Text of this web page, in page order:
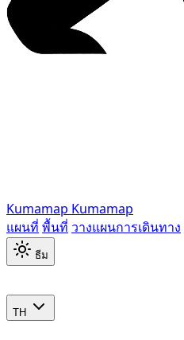
Kumamap Kumamap
แผนที่ พื้นที่ วางแผนการเดินทาง
ธีม
TH